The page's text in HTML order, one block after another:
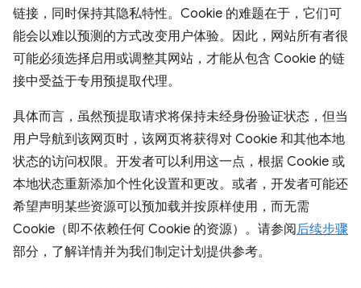
链接，同时保持其隐私特性。Cookie 的难题在于，它们可
能会以难以预测的方式改变用户体验。因此，网站所有者很
可能必须选择启用或调整其网站，才能从包含 Cookie 的链
接中受益于专用预提取代理。
具体而言，虽然预提取请求将保持未经身份验证状态，但当
用户导航到该网页时，该网页将获得对 Cookie 和其他本地
状态的访问权限。开发者可以利用这一点，根据 Cookie 或
本地状态重新添加个性化设置和更改。或者，开发者可能还
希望声明某些资源可以预加载并按原样使用，而无需
Cookie（即不依赖任何 Cookie 的资源）。请参阅后续步骤
部分，了解详情并为我们制定计划提供参考。